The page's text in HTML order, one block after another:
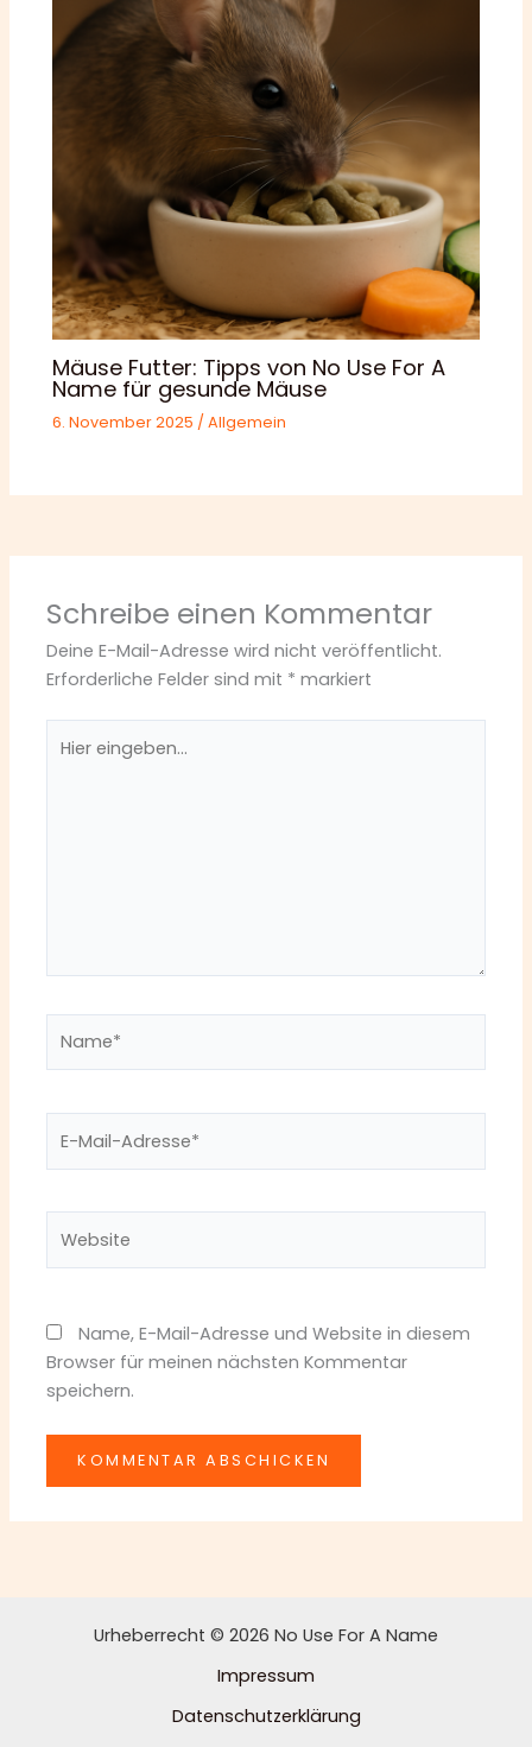
Mäuse Futter: Tipps von No Use For A
Name für gesunde Mäuse
6. November 2025 /Allgemein
Schreibe einen Kommentar
Deine E-Mail-Adresse wird nicht veröffentlicht.
Erforderliche Felder sind mit * markiert
eingeben…
Mail-
Name, E-Mail-Adresse und Website in diesem
Browser für meinen nächsten Kommentar
speichern.
Urheberrecht © 2026 No Use For A Name
Impressum
Datenschutzerklärung